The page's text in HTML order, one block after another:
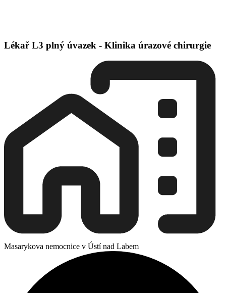
Lékař L3 plný úvazek - Klinika úrazové chirurgie
Masarykova nemocnice v Ústí nad Labem